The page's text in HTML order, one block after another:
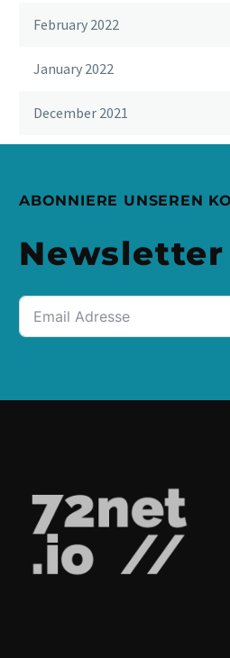
February 2022
January 2022
December 2021
ABONNIERE UNSEREN
Newsletter